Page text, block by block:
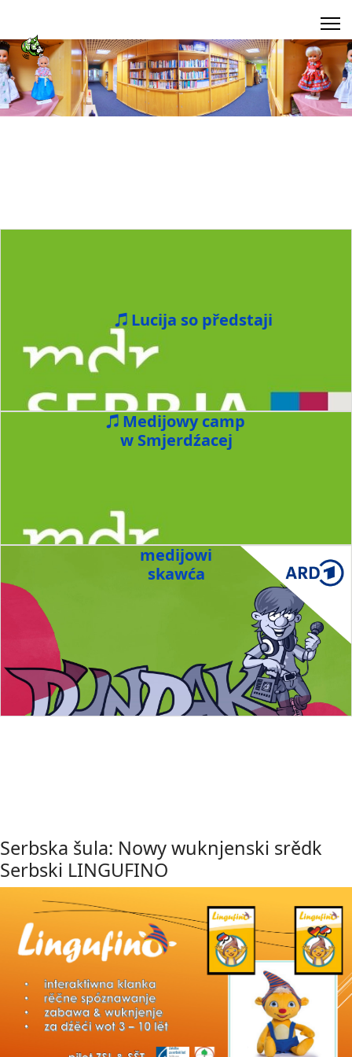
Lucija so předstaji
Medijowy camp
w Smjerdźacej
medijowi
skawća
Serbska šula: Nowy wuknjenski srědk
Serbski LINGUFINO